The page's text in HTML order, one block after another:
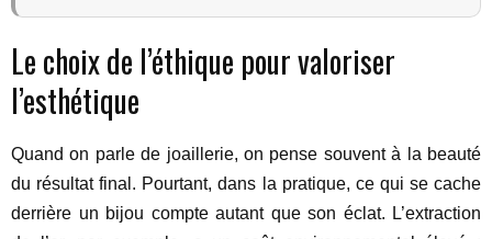
Le choix de l’éthique pour valoriser
l’esthétique
Quand on parle de joaillerie, on pense souvent à la beauté
du résultat final. Pourtant, dans la pratique, ce qui se cache
derrière un bijou compte autant que son éclat. L’extraction